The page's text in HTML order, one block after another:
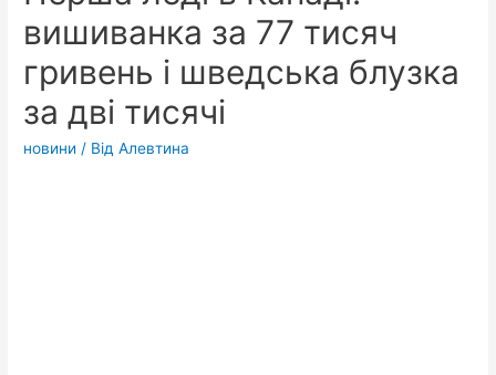
вишиванка за 77 тисяч
гривень і шведська блузка
за дві тисячі
новини / ВідАлевтина